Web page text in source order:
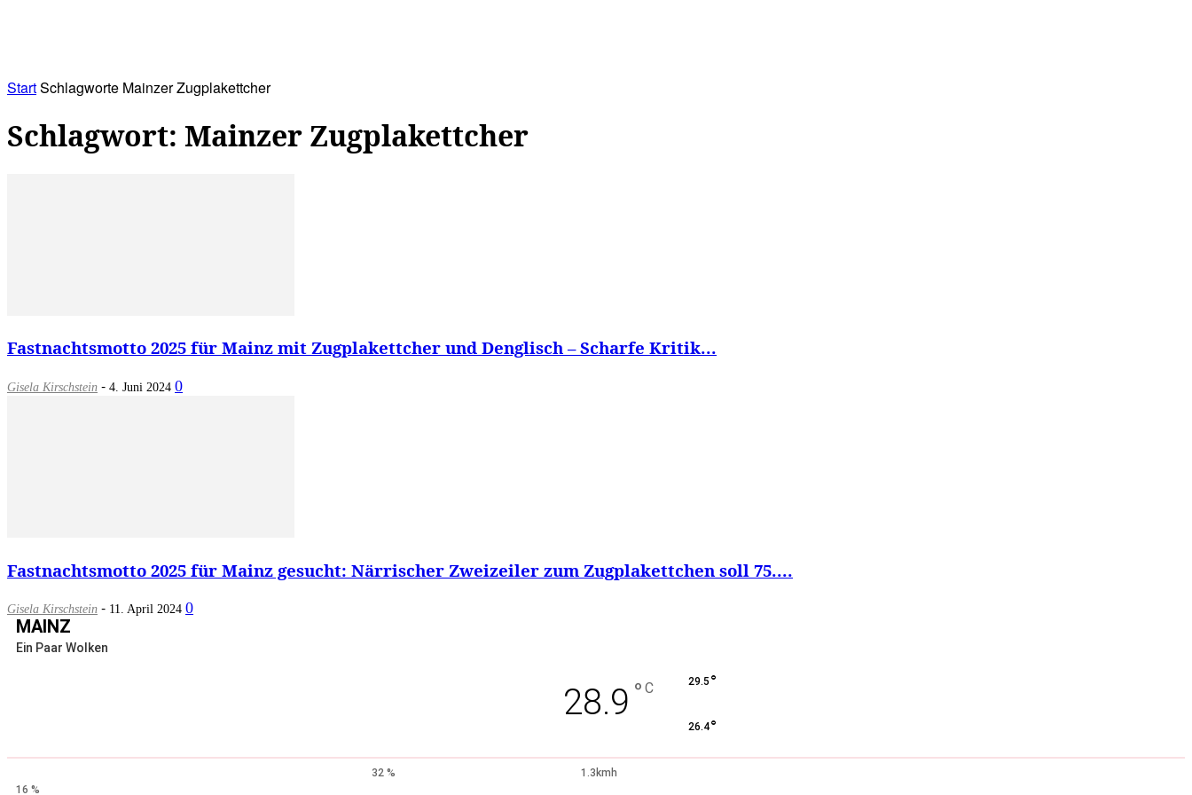
StartSchlagworte Mainzer Zugplakettcher
Schlagwort: Mainzer Zugplakettcher
Fastnachtsmotto 2025 für Mainz mit Zugplakettcher und Denglisch – Scharfe Kritik...
Gisela Kirschstein - 4. Juni 2024 0
Fastnachtsmotto 2025 für Mainz gesucht: Närrischer Zweizeiler zum Zugplakettchen soll 75....
Gisela Kirschstein - 11. April 2024 0
MAINZ
Ein Paar Wolken
28.9 ° C 29.5 °
26.4°
32 %
1.3kmh
16 %